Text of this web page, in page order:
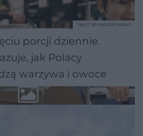
porcji dziennie.
jak Polacy
warzywa i owoce
TEKST SPONSOROWANY